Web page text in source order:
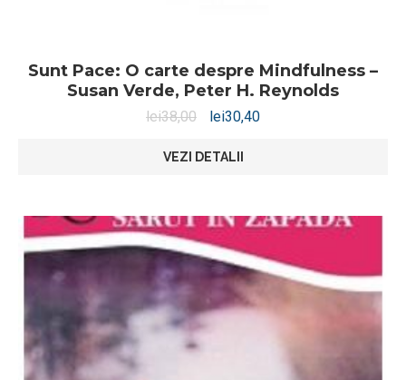
Sunt Pace: O carte despre Mindfulness –
Susan Verde, Peter H. Reynolds
lei38,00 lei30,40
VEZI DETALII